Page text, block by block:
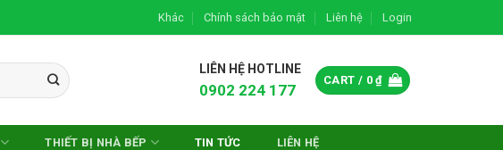
Khác Chính sách bảo mật Liên hệ Login
LIÊN HỆ HOTLINE
0902 224 177
CART / 0₫
THIẾT BỊ NHÀ BẾP TIN TỨC LIÊN HỆ